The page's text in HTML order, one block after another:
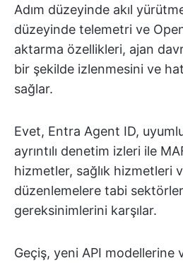
Adım düzeyinde akıl
düzeyinde telemetri ve
aktarma özellikleri, ajan
bir şekilde izlenmesini ve
sağlar.
Evet, Entra Agent ID,
ayrıntılı denetim izleri ile
hizmetler, sağlık hizmetleri
düzenlemelere tabi
gereksinimlerini karşılar.
Geçiş, yeni API modellerine